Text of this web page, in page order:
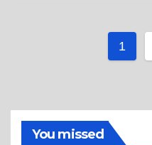
1
You missed